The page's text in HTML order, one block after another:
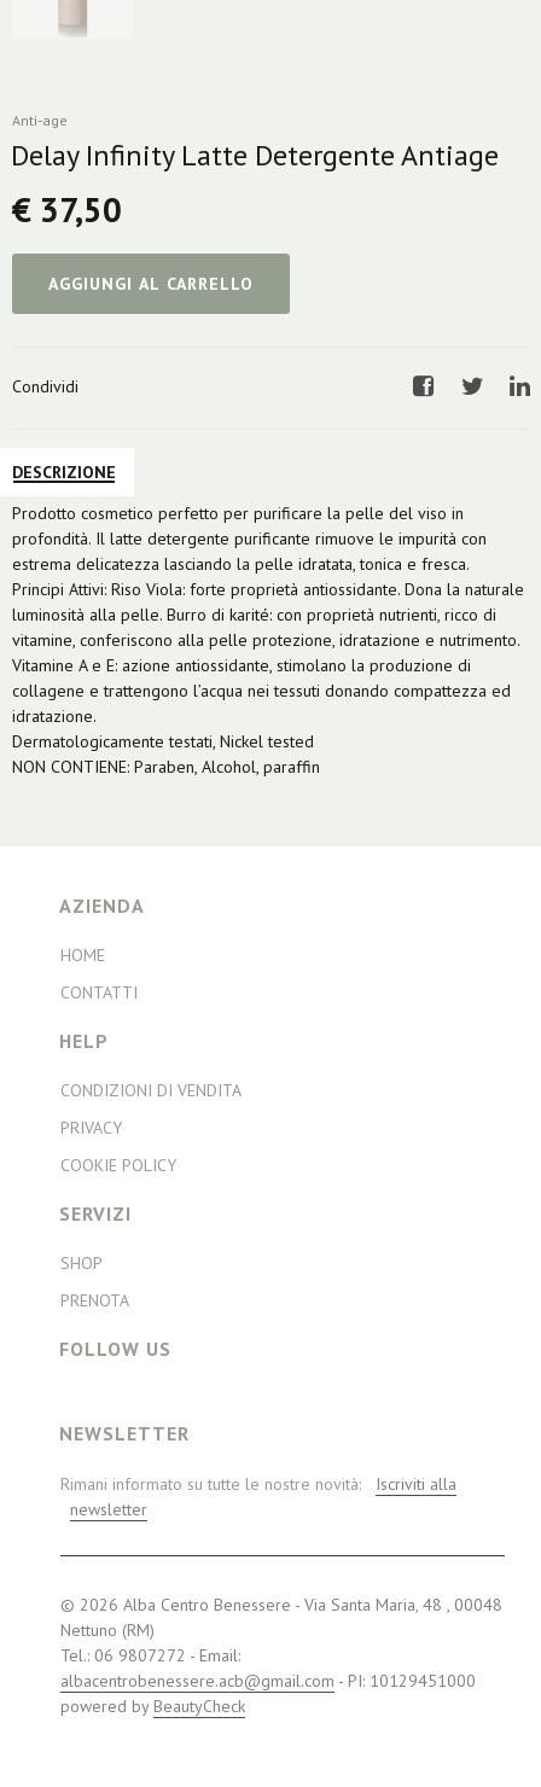
Anti-age
Delay Infinity Latte Detergente Antiage
€ 37,50
AGGIUNGI AL CARRELLO
Condividi
DESCRIZIONE
Prodotto cosmetico perfetto per purificare la pelle del viso in
profondità. Il latte detergente purificante rimuove le impurità con
estrema delicatezza lasciando la pelle idratata, tonica e fresca.
Principi Attivi: Riso Viola: forte proprietà antiossidante. Dona la naturale
luminosità alla pelle. Burro di karité: con proprietà nutrienti, ricco di
vitamine, conferiscono alla pelle protezione, idratazione e nutrimento.
Vitamine A e E: azione antiossidante, stimolano la produzione di
collagene e trattengono l’acqua nei tessuti donando compattezza ed
idratazione.
Dermatologicamente testati, Nickel tested
NON CONTIENE: Paraben, Alcohol, paraffin
AZIENDA
HOME
CONTATTI
HELP
CONDIZIONI DI VENDITA
PRIVACY
COOKIE POLICY
SERVIZI
SHOP
PRENOTA
FOLLOW US
NEWSLETTER
Rimani informato su tutte le nostre novità:
Iscriviti alla
newsletter
© 2026 Alba Centro Benessere - Via Santa Maria, 48 , 00048
Nettuno (RM)
Tel.: 06 9807272 - Email:
albacentrobenessere.acb@gmail.com - PI: 10129451000
powered by BeautyCheck